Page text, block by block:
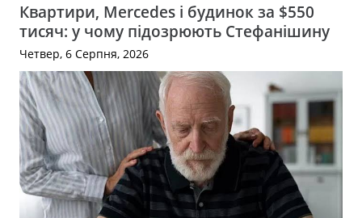
Квартири, Mercedes і будинок за $550
тисяч: у чому підозрюють Стефанішину
Четвер, 6 Серпня, 2026